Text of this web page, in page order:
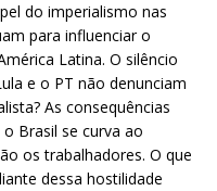
do imperialismo nas
para influenciar o
Latina. O silêncio
e o PT não denunciam
As consequências
Brasil se curva ao
os trabalhadores. O que
dessa hostilidade